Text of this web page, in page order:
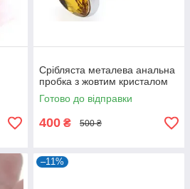
Срібляста металева анальна
пробка з жовтим кристалом
Готово до відправки
400 ₴ 500 ₴
–11%